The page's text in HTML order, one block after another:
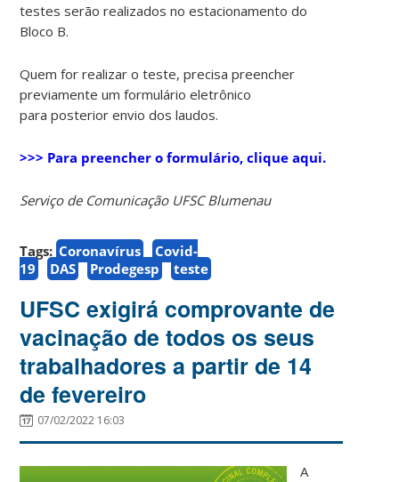
testes serão realizados no estacionamento do
Bloco B.
Quem for realizar o teste, precisa preencher
previamente um formulário eletrônico
para posterior envio dos laudos.
>>> Para preencher o formulário, clique aqui.
Serviço de Comunicação UFSC Blumenau
Tags: Coronavírus
Covid-
19
DAS Prodegesp teste
UFSC exigirá comprovante de
vacinação de todos os seus
trabalhadores a partir de 14
de fevereiro
07/02/2022 16:03
A